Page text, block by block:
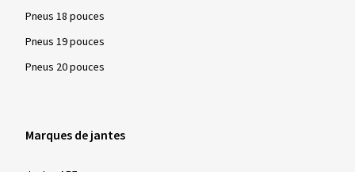
Pneus 18 pouces
Pneus 19 pouces
Pneus 20 pouces
Marques de jantes